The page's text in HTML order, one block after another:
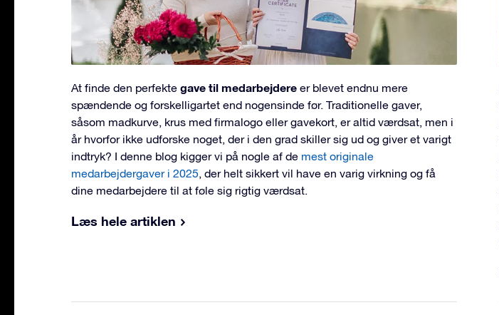
At finde den perfekte gave til medarbejdere er blevet endnu mere
spændende og forskelligartet end nogensinde før. Traditionelle gaver,
såsom madkurve, krus med firmalogo eller gavekort, er altid værdsat, men i
år hvorfor ikke udforske noget, der i den grad skiller sig ud og giver et varigt
indtryk? I denne blog kigger vi på nogle af de mest originale
medarbejdergaver i 2025 , der helt sikkert vil have en varig virkning og få
dine medarbejdere til at føle sig rigtig værdsat.
Læs hele artiklen